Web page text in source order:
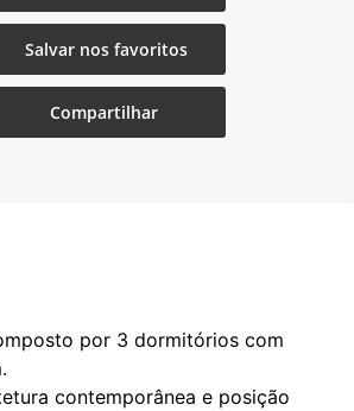
Salvar nos favoritos
Compartilhar
por 3 dormitórios com
contemporânea e posição